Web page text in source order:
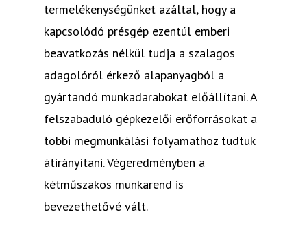
termelékenységünket azáltal, hogy a
kapcsolódó présgép ezentúl emberi
beavatkozás nélkül tudja a szalagos
adagolóról érkező alapanyagból a
gyártandó munkadarabokat előállítani. A
felszabaduló gépkezelői erőforrásokat a
többi megmunkálási folyamathoz tudtuk
átirányítani. Végeredményben a
kétműszakos munkarend is
bevezethetővé vált.